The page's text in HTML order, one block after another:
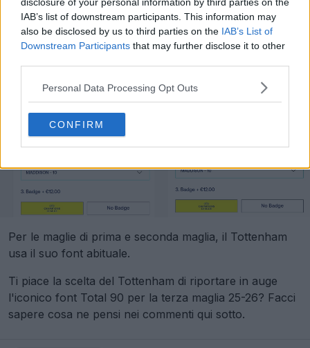
IAB’s list of downstream participants. This information may
also be disclosed by us to third parties on the IAB’s List of
Downstream Participants that may further disclose it to other
Personal Data Processing Opt Outs
CONFIRM
Per le maglie di prima e seconda maglia, il Tottenham
usa il suo font abituale.
Ti piace la scelta del Tottenham di riportare in auge
l'iconico font Total 90 per la terza maglia 25-26? Facci
sapere cosa ne pensi nei commenti qui sotto.